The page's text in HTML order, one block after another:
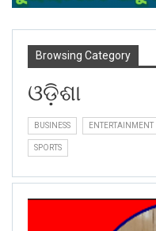
Browsing Category
ଓଡ଼ିଶା
BUSINESS ENTERTAINMENT
SPORTS